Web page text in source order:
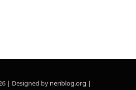
| Designed by neriblog.org |